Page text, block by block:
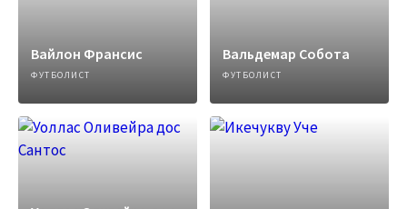
Вайлон Франсис
ФУТБОЛИСТ
Вальдемар Собота
ФУТБОЛИСТ